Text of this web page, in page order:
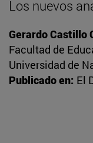
Los nuevos
Gerardo Castillo
Facultad de
Universidad de
Publicado en: El